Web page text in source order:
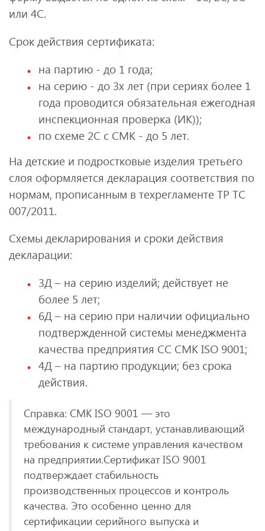
или 4С.
Срок действия сертификата:
на партию - до 1 года;
на серию - до 3х лет (при сериях более 1
года проводится обязательная ежегодная
инспекционная проверка (ИК));
по схеме 2С с СМК - до 5 лет.
На детские и подростковые изделия третьего
слоя оформляется декларация соответствия по
нормам, прописанным в техрегламенте ТР ТС
007/2011.
Схемы декларирования и сроки действия
декларации:
3Д – на серию изделий; действует не
более 5 лет;
6Д – на серию при наличии официально
подтвержденной системы менеджмента
качества предприятия СС СМК ISO 9001;
4Д – на партию продукции; без срока
действия.
Справка: СМК ISO 9001 — это
международный стандарт, устанавливающий
требования к системе управления качеством
на предприятии.Сертификат ISO 9001
подтверждает стабильность
производственных процессов и контроль
качества. Это особенно ценно для
сертификации серийного выпуска и